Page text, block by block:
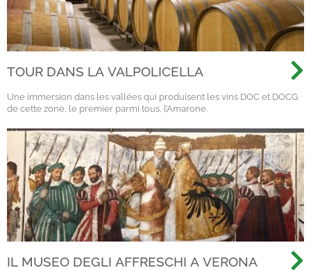
TOUR DANS LA VALPOLICELLA
Une immersion dans les vallées qui produisent les vins DOC et DOCG
de cette zone, le premier parmi tous, l’Amarone.
IL MUSEO DEGLI AFFRESCHI A VERONA